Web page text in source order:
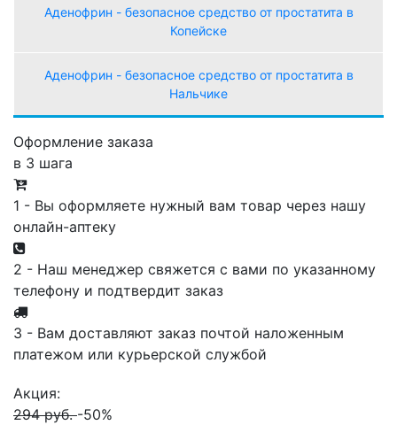
Аденофрин - безопасное средство от простатита в
Копейске
Аденофрин - безопасное средство от простатита в
Нальчике
Оформление заказа
в 3 шага
1 - Вы оформляете нужный вам товар через нашу
онлайн-аптеку
2 - Наш менеджер свяжется с вами по указанному
телефону и подтвердит заказ
3 - Вам доставляют заказ почтой наложенным
платежом или курьерской службой
Акция:
294 руб.-50%